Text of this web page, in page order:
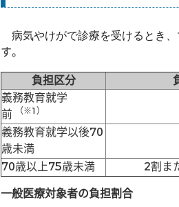
病気やけがで診療を受けるとき
す。
一般医療対象者の負担割合
負担区分
義務教育就学
前
（※1）
義務教育就学以後70
歳未満
70歳以上75歳未満
2割ま